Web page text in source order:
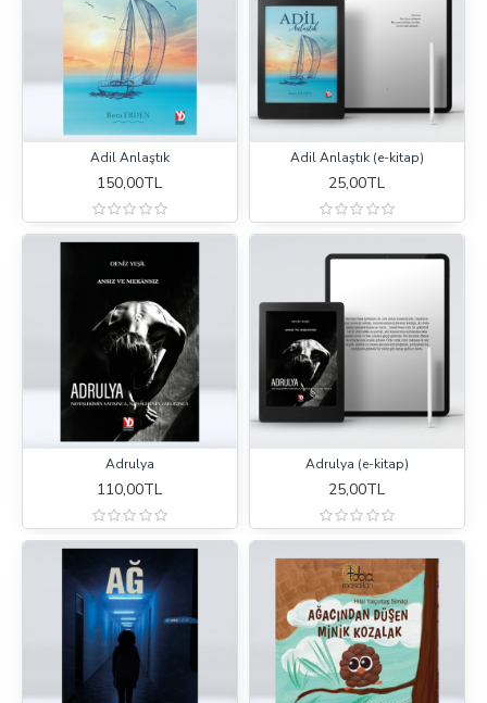
Adil Anlaştık
150,00TL
Adil Anlaştık (e-kitap)
25,00TL
Adrulya
110,00TL
Adrulya (e-kitap)
25,00TL